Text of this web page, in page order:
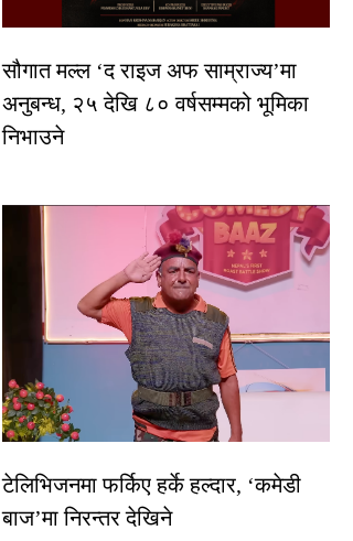
सौगात मल्ल ‘द राइज अफ साम्राज्य’मा
अनुबन्ध, २५ देखि ८० वर्षसम्मको भूमिका
निभाउने
टेलिभिजनमा फर्किए हर्के हल्दार, ‘कमेडी
बाज’मा निरन्तर देखिने